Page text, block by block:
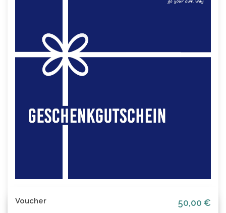
Voucher 50,00 €